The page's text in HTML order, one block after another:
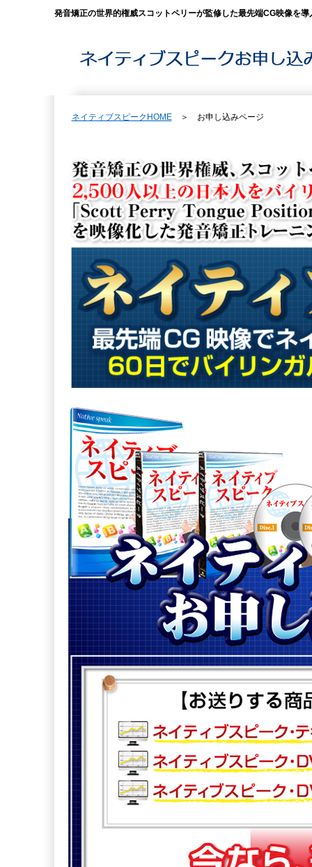
発音矯正の世界的権威スコットペリーが監修した最先端CG映像を導
ネイティブスピークHOME＞ お申し込みページ